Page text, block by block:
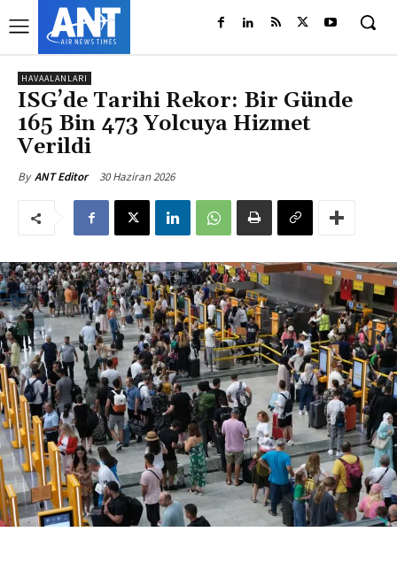
HAVAALANLARI
ISG’de Tarihi Rekor: Bir Günde
165 Bin 473 Yolcuya Hizmet
Verildi
By ANT Editor 30 Haziran 2026